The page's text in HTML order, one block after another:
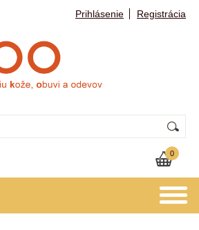
Prihlásenie Registrácia
0